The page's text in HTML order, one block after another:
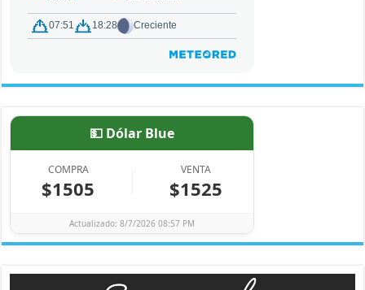
💵 Dólar Blue
COMPRA
$1505
VENTA
$1525
Actualizado: 8/7/2026 08:57 PM